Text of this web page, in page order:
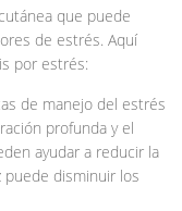
que puede
de estrés. Aquí
por estrés:
de manejo del estrés
profunda y el
ayudar a reducir la
puede disminuir los